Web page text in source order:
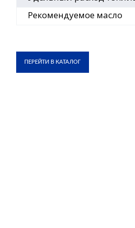
Рекомендуемое масло
ПЕРЕЙТИ В КАТАЛОГ